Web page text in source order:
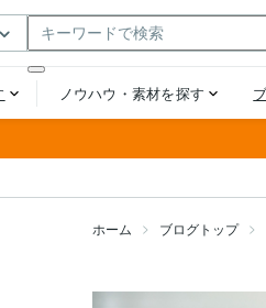
ホーム ブログトップ